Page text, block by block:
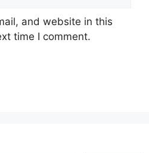
and website in this
time I comment.